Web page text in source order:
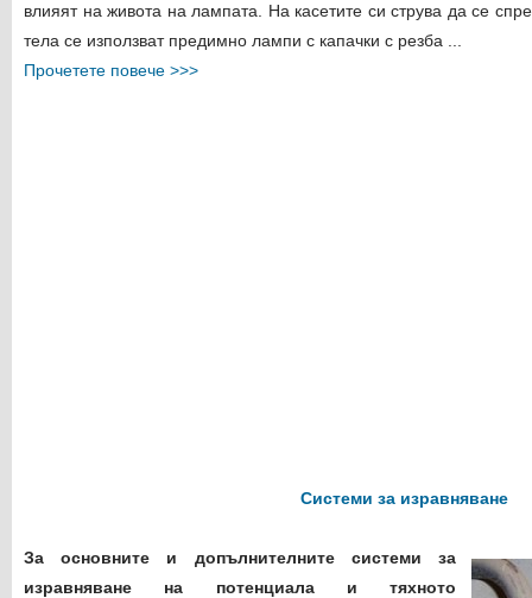
влияят на живота на лампата. На касетите си струва да се
тела се използват предимно лампи с капачки с резба ...
Прочетете повече >>>
Системи за изравняване
За основните и допълнителните системи за
изравняване на потенциала и тяхното